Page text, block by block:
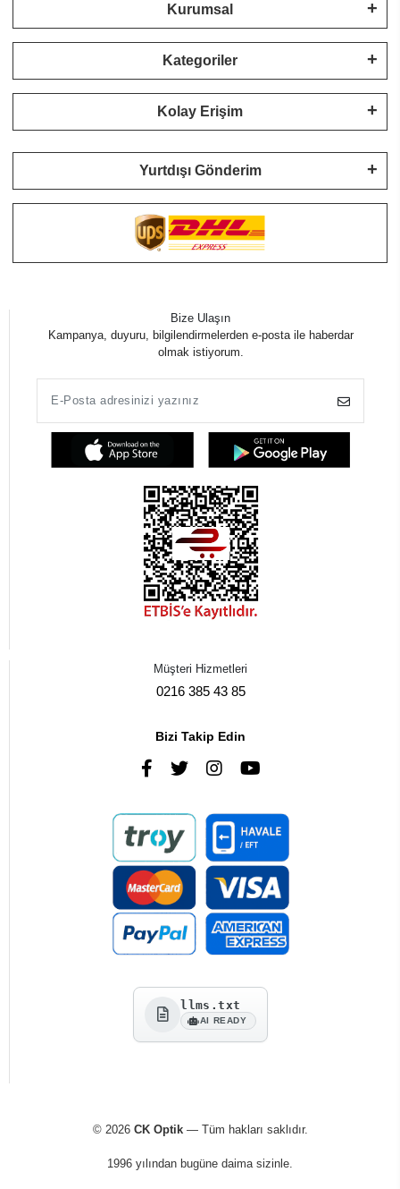
Kurumsal
Kategoriler
Kolay Erişim
Yurtdışı Gönderim
Bize Ulaşın
Kampanya, duyuru, bilgilendirmelerden e-posta ile haberdar
olmak istiyorum.
Müşteri Hizmetleri
0216 385 43 85
Bizi Takip Edin
llms.txt
AI READY
© 2026 CK Optik— Tüm hakları saklıdır.
1996 yılından bugüne daima sizinle.